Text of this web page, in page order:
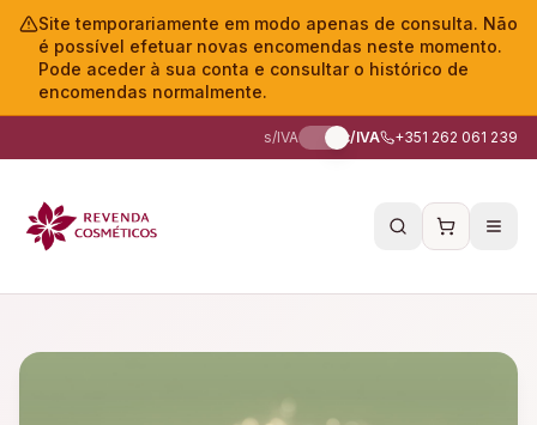
Site temporariamente em modo apenas de consulta. Não
é possível efetuar novas encomendas neste momento.
Pode aceder à sua conta e consultar o histórico de
encomendas normalmente.
s/IVA c/IVA +351 262 061 239